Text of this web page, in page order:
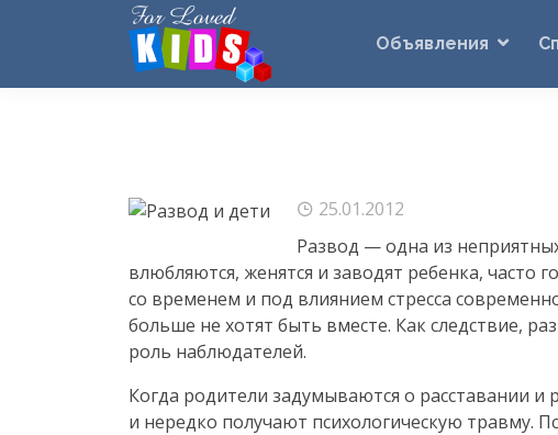
Объявления
25.01.2012
Развод — одна из
влюбляются, женятся и заводят ребенка, часто
со временем и под влиянием стресса
больше не хотят быть вместе. Как следствие,
роль наблюдателей.
Когда родители задумываются о расставании
и нередко получают психологическую травму.